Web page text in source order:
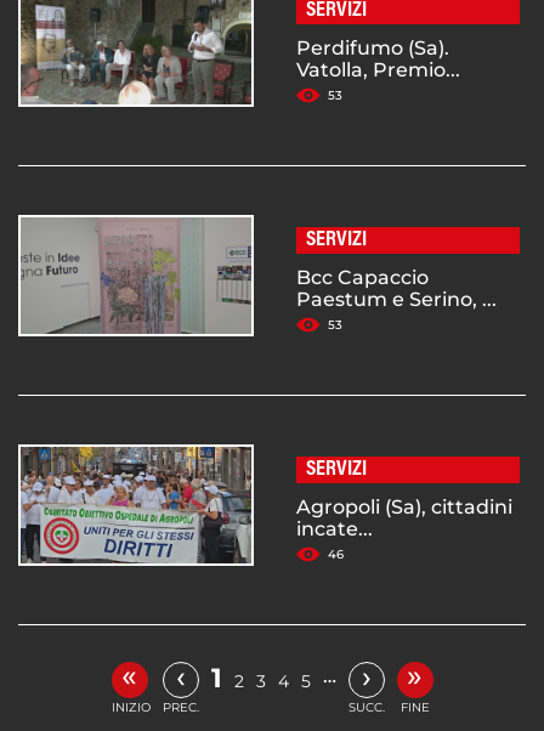
SERVIZI
Perdifumo (Sa).
Vatolla, Premio...
53
SERVIZI
Bcc Capaccio
Paestum e Serino, ...
53
SERVIZI
Agropoli (Sa), cittadini
incate...
46
«
INIZIO
‹
PREC.
1 2 3 4 5 … ›
SUCC.
»
FINE